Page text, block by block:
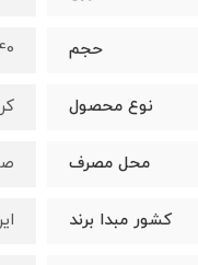
حجم 40
نوع محصول
محل مصرف
کشور مبدا برند